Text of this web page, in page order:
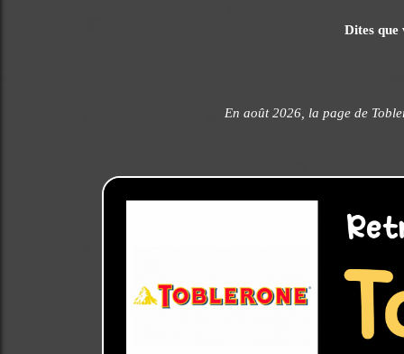
Dites que
En août 2026, la page de